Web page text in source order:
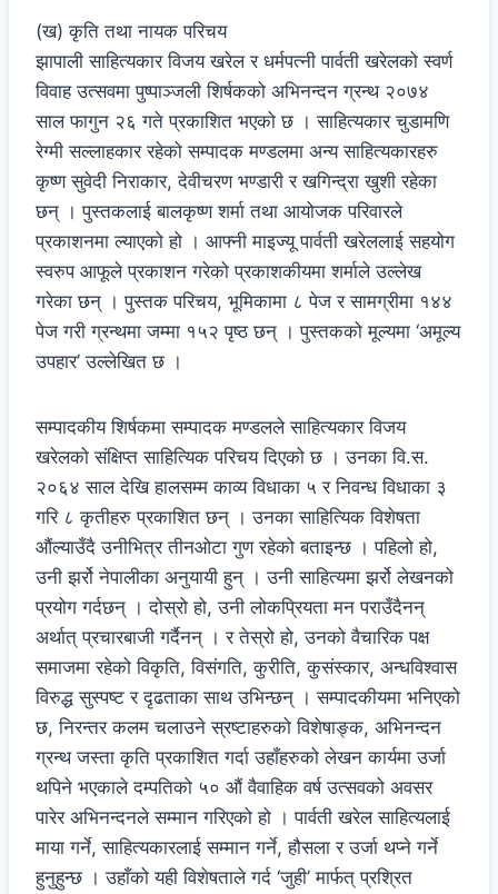
(ख) कृति तथा नायक परिचय
झापाली साहित्यकार विजय खरेल र धर्मपत्नी पार्वती खरेलको स्वर्ण
विवाह उत्सवमा पुष्पाञ्जली शिर्षकको अभिनन्दन ग्रन्थ २०७४
साल फागुन २६ गते प्रकाशित भएको छ । साहित्यकार चुडामणि
रेग्मी सल्लाहकार रहेको सम्पादक मण्डलमा अन्य साहित्यकारहरु
कृष्ण सुवेदी निराकार, देवीचरण भण्डारी र खगिन्द्रा खुशी रहेका
छन् । पुस्तकलाई बालकृष्ण शर्मा तथा आयोजक परिवारले
प्रकाशनमा ल्याएको हो । आफ्नी माइज्यू पार्वती खरेललाई सहयोग
स्वरुप आफूले प्रकाशन गरेको प्रकाशकीयमा शर्माले उल्लेख
गरेका छन् । पुस्तक परिचय, भूमिकामा ८ पेज र सामग्रीमा १४४
पेज गरी ग्रन्थमा जम्मा १५२ पृष्ठ छन् । पुस्तकको मूल्यमा ‘अमूल्य
उपहार’ उल्लेखित छ ।
सम्पादकीय शिर्षकमा सम्पादक मण्डलले साहित्यकार विजय
खरेलको संक्षिप्त साहित्यिक परिचय दिएको छ । उनका वि.स.
२०६४ साल देखि हालसम्म काव्य विधाका ५ र निवन्ध विधाका ३
गरि ८ कृतीहरु प्रकाशित छन् । उनका साहित्यिक विशेषता
औंल्याउँदै उनीभित्र तीनओटा गुण रहेको बताइन्छ । पहिलो हो,
उनी झर्रो नेपालीका अनुयायी हुन् । उनी साहित्यमा झर्रो लेखनको
प्रयोग गर्दछन् । दोस्रो हो, उनी लोकप्रियता मन पराउँदैनन्
अर्थात् प्रचारबाजी गर्दैनन् । र तेस्रो हो, उनको वैचारिक पक्ष
समाजमा रहेको विकृति, विसंगति, कुरीति, कुसंस्कार, अन्धविश्वास
विरुद्ध सुस्पष्ट र दृढताका साथ उभिन्छन् । सम्पादकीयमा भनिएको
छ, निरन्तर कलम चलाउने स्रष्टाहरुको विशेषाङ्क, अभिनन्दन
ग्रन्थ जस्ता कृति प्रकाशित गर्दा उहाँहरुको लेखन कार्यमा उर्जा
थपिने भएकाले दम्पतिको ५० औं वैवाहिक वर्ष उत्सवको अवसर
पारेर अभिनन्दनले सम्मान गरिएको हो । पार्वती खरेल साहित्यलाई
माया गर्ने, साहित्यकारलाई सम्मान गर्ने, हौसला र उर्जा थप्ने गर्ने
हुनुहुन्छ । उहाँको यही विशेषताले गर्द ‘जुही’ मार्फत् प्रश्रित